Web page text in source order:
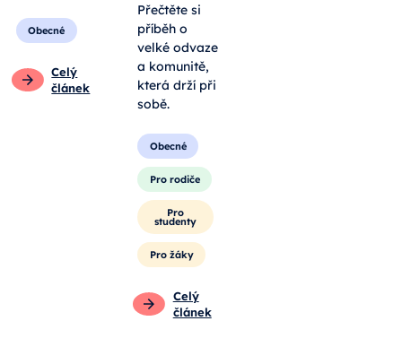
Obecné
Celý
článek
Přečtěte si
příběh o
velké odvaze
a komunitě,
která drží při
sobě.
Obecné
Pro rodiče
Pro
studenty
Pro žáky
Celý
článek